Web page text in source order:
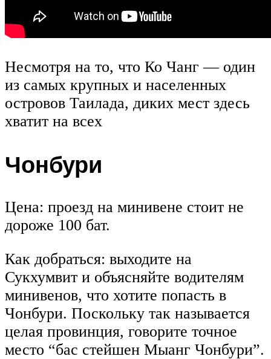
Несмотря на то, что Ко Чанг — один
из самых крупных и населенных
островов Таилада, диких мест здесь
хватит на всех
Чонбури
Цена: проезд на минивене стоит не
дороже 100 бат.
Как добраться: выходите на
Сукхумвит и объясняйте водителям
минивенов, что хотите попасть в
Чонбури. Поскольку так называется
целая провинция, говорите точное
место “бас стейшен Мыанг Чонбури”.